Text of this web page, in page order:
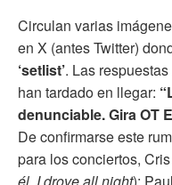
Circulan varias
en X (antes Twitter)
‘setlist’. Las
han tardado en llegar:
denunciable. Gira OT
De confirmarse este
para los conciertos,